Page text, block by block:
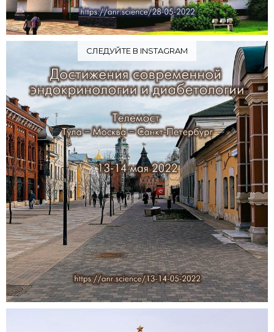
СЛЕДУЙТЕ В INSTAGRAM